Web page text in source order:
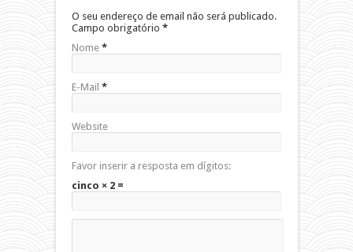
O seu endereço de email não será publicado.
Campo obrigatório *
Nome *
E-Mail *
Website
Favor inserir a resposta em dígitos:
cinco × 2 =